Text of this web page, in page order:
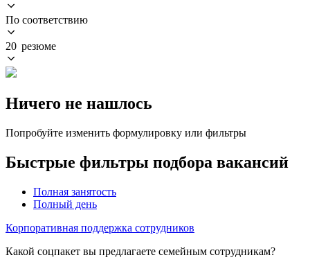
По соответствию
20 резюме
Ничего не нашлось
Попробуйте изменить формулировку или фильтры
Быстрые фильтры подбора вакансий
Полная занятость
Полный день
Корпоративная поддержка сотрудников
Какой соцпакет вы предлагаете семейным сотрудникам?